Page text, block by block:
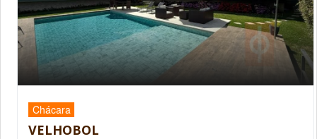
Chácara
VELHOBOL